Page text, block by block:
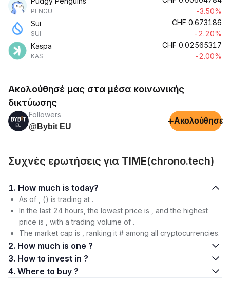
PENGU
-3.50%
Sui
SUI
CHF 0.673186
-2.20%
Kaspa
KAS
CHF 0.02565317
-2.00%
Ακολούθησέ μας στα μέσα κοινωνικής
δικτύωσης
Followers
@Bybit EU
+Ακολούθησε
Συχνές ερωτήσεις για TIME(chrono.tech)
1. How much is today?
As of , () is trading at .
In the last 24 hours, the lowest price is , and the highest
price is , with a trading volume of .
The market cap is , ranking it # among all cryptocurrencies.
2. How much is one ?
3. How to invest in ?
4. Where to buy ?